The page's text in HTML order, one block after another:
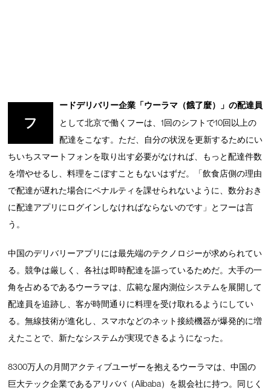
フ
ードデリバリー企業「ウーラマ（餓了麼）」の配達員
として北京で働くフーは、1回のシフトで10回以上の
配達をこなす。ただ、自分の状況を更新するためにい
ちいちスマートフォンを取り出す必要がなければ、もっと配達件数
を増やせるし、料理をこぼすこともないはずだ。「飲食店側の理由
で配達が遅れた場合にペナルティを課せられないように、数分おき
に配達アプリにログインしなければならないのです」とフーは言
う。
中国のデリバリーアプリには最先端のテクノロジーが求められてい
る。競争は厳しく、各社は即時配達を謳っているためだ。大手の一
角を占めるであるウーラマは、広範な屋内測位システムを展開して
配達員を追跡し、客が時間通りに料理を受け取れるようにしてい
る。無線技術が進化し、スマホなどのネット接続機器が爆発的に増
えたことで、新たなシステムが実現できるようになった。
8300万人の月間アクティブユーザーを抱えるウーラマは、中国の
巨大テック企業であるアリババ（Alibaba）を親会社に持つ。同じく